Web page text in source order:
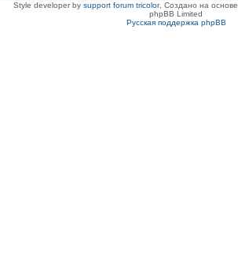
Style developer by support forum tricolor, Создано на основе
phpBB Limited
Русская поддержка phpBB